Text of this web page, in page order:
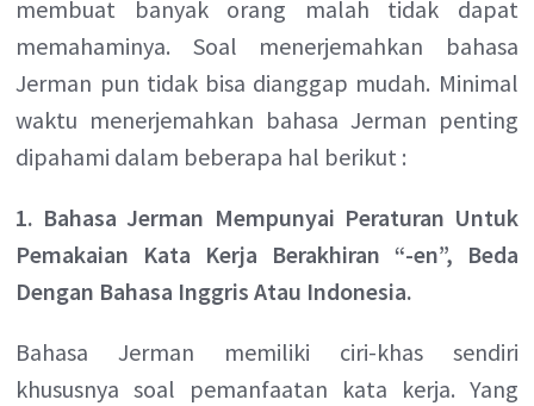
membuat banyak orang malah tidak dapat
memahaminya. Soal menerjemahkan bahasa
Jerman pun tidak bisa dianggap mudah. Minimal
waktu menerjemahkan bahasa Jerman penting
dipahami dalam beberapa hal berikut :
1. Bahasa Jerman Mempunyai Peraturan Untuk
Pemakaian Kata Kerja Berakhiran “-en”, Beda
Dengan Bahasa Inggris Atau Indonesia.
Bahasa Jerman memiliki ciri-khas sendiri
khususnya soal pemanfaatan kata kerja. Yang